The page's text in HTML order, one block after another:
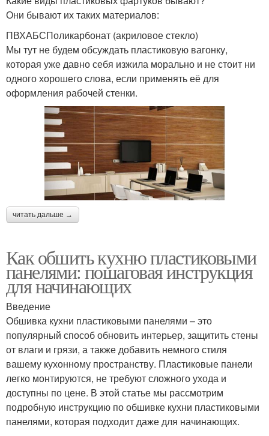
Они бывают их таких материалов:
ПВХАБСПоликарбонат (акриловое стекло)
Мы тут не будем обсуждать пластиковую вагонку,
которая уже давно себя изжила морально и не стоит ни
одного хорошего слова, если применять её для
оформления рабочей стенки.
читать дальше →
Как обшить кухню пластиковыми
панелями: пошаговая инструкция
для начинающих
Введение
Обшивка кухни пластиковыми панелями – это
популярный способ обновить интерьер, защитить стены
от влаги и грязи, а также добавить немного стиля
вашему кухонному пространству. Пластиковые панели
легко монтируются, не требуют сложного ухода и
доступны по цене. В этой статье мы рассмотрим
подробную инструкцию по обшивке кухни пластиковыми
панелями, которая подходит даже для начинающих.